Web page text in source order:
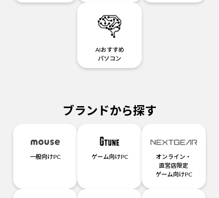
AIおすすめ
パソコン
ブランドから探す
一般向けPC ゲーム向けPC
オンライン・
直営店限定
ゲーム向けPC